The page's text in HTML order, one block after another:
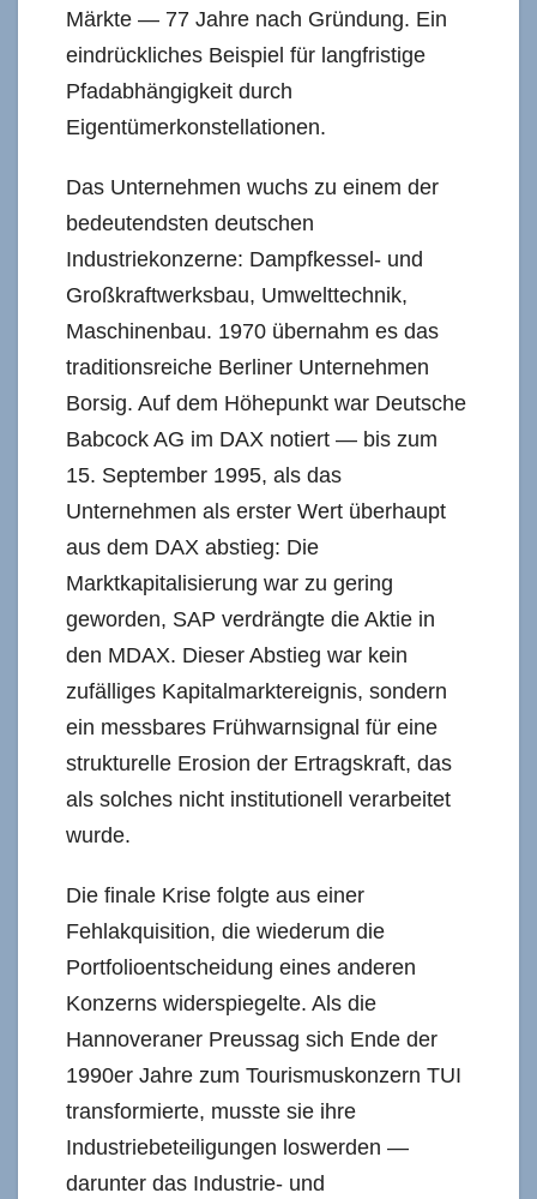
Märkte — 77 Jahre nach Gründung. Ein
eindrückliches Beispiel für langfristige
Pfadabhängigkeit durch
Eigentümerkonstellationen.
Das Unternehmen wuchs zu einem der
bedeutendsten deutschen
Industriekonzerne: Dampfkessel- und
Großkraftwerksbau, Umwelttechnik,
Maschinenbau. 1970 übernahm es das
traditionsreiche Berliner Unternehmen
Borsig. Auf dem Höhepunkt war Deutsche
Babcock AG im DAX notiert — bis zum
15. September 1995, als das
Unternehmen als erster Wert überhaupt
aus dem DAX abstieg: Die
Marktkapitalisierung war zu gering
geworden, SAP verdrängte die Aktie in
den MDAX. Dieser Abstieg war kein
zufälliges Kapitalmarktereignis, sondern
ein messbares Frühwarnsignal für eine
strukturelle Erosion der Ertragskraft, das
als solches nicht institutionell verarbeitet
wurde.
Die finale Krise folgte aus einer
Fehlakquisition, die wiederum die
Portfolioentscheidung eines anderen
Konzerns widerspiegelte. Als die
Hannoveraner Preussag sich Ende der
1990er Jahre zum Tourismuskonzern TUI
transformierte, musste sie ihre
Industriebeteiligungen loswerden —
darunter das Industrie- und